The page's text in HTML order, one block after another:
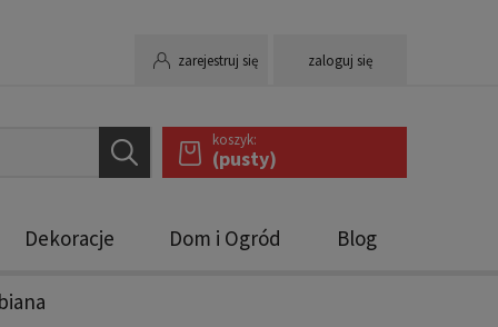
zarejestruj się zaloguj się
koszyk:
(pusty)
Dekoracje Dom i Ogród Blog